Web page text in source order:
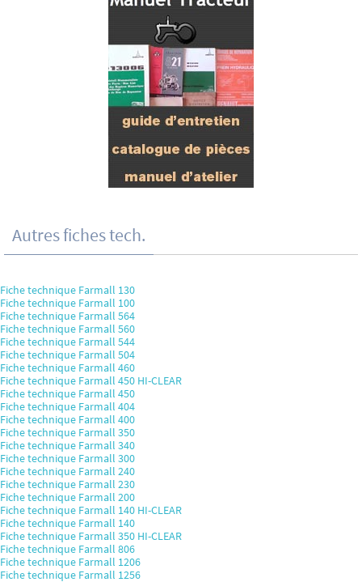
Autres fiches tech.
Fiche technique Farmall 130
Fiche technique Farmall 100
Fiche technique Farmall 564
Fiche technique Farmall 560
Fiche technique Farmall 544
Fiche technique Farmall 504
Fiche technique Farmall 460
Fiche technique Farmall 450 HI-CLEAR
Fiche technique Farmall 450
Fiche technique Farmall 404
Fiche technique Farmall 400
Fiche technique Farmall 350
Fiche technique Farmall 340
Fiche technique Farmall 300
Fiche technique Farmall 240
Fiche technique Farmall 230
Fiche technique Farmall 200
Fiche technique Farmall 140 HI-CLEAR
Fiche technique Farmall 140
Fiche technique Farmall 350 HI-CLEAR
Fiche technique Farmall 806
Fiche technique Farmall 1206
Fiche technique Farmall 1256